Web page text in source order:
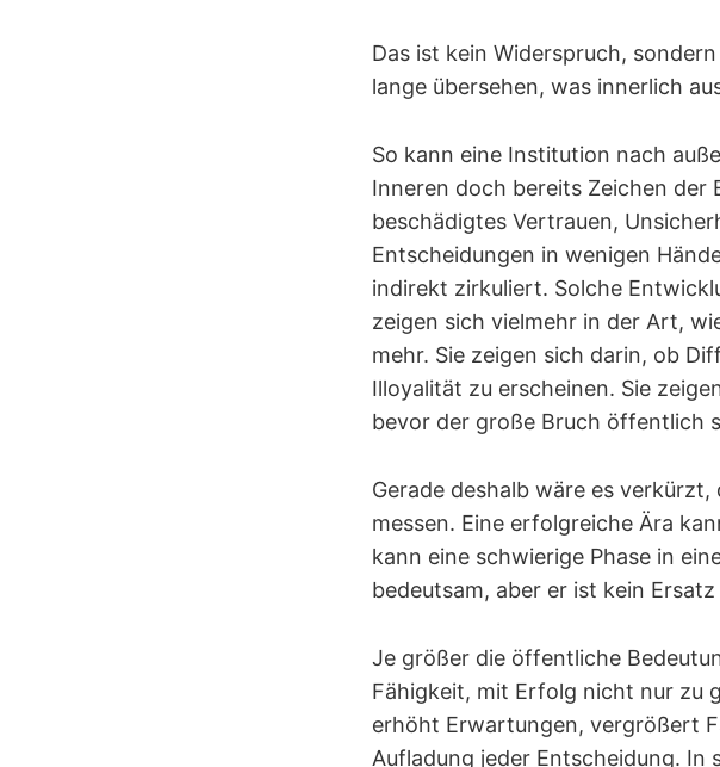
Das ist kein Widerspruch,
lange übersehen, was innerlich
So kann eine Institution nach
Inneren doch bereits Zeichen
beschädigtes Vertrauen,
Entscheidungen in wenigen
indirekt zirkuliert. Solche
zeigen sich vielmehr in der Art,
mehr. Sie zeigen sich darin, ob
Illoyalität zu erscheinen. Sie
bevor der große Bruch öffentlich
Gerade deshalb wäre es
messen. Eine erfolgreiche Ära
kann eine schwierige Phase in
bedeutsam, aber er ist kein
Je größer die öffentliche
Fähigkeit, mit Erfolg nicht nur zu
erhöht Erwartungen, vergrößert
Aufladung jeder Entscheidung. In